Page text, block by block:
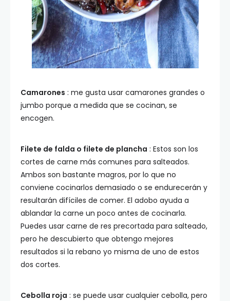
Camarones : me gusta usar camarones grandes o
jumbo porque a medida que se cocinan, se
encogen.
Filete de falda o filete de plancha : Estos son los
cortes de carne más comunes para salteados.
Ambos son bastante magros, por lo que no
conviene cocinarlos demasiado o se endurecerán y
resultarán difíciles de comer. El adobo ayuda a
ablandar la carne un poco antes de cocinarla.
Puedes usar carne de res precortada para salteado,
pero he descubierto que obtengo mejores
resultados si la rebano yo misma de uno de estos
dos cortes.
Cebolla roja : se puede usar cualquier cebolla, pero